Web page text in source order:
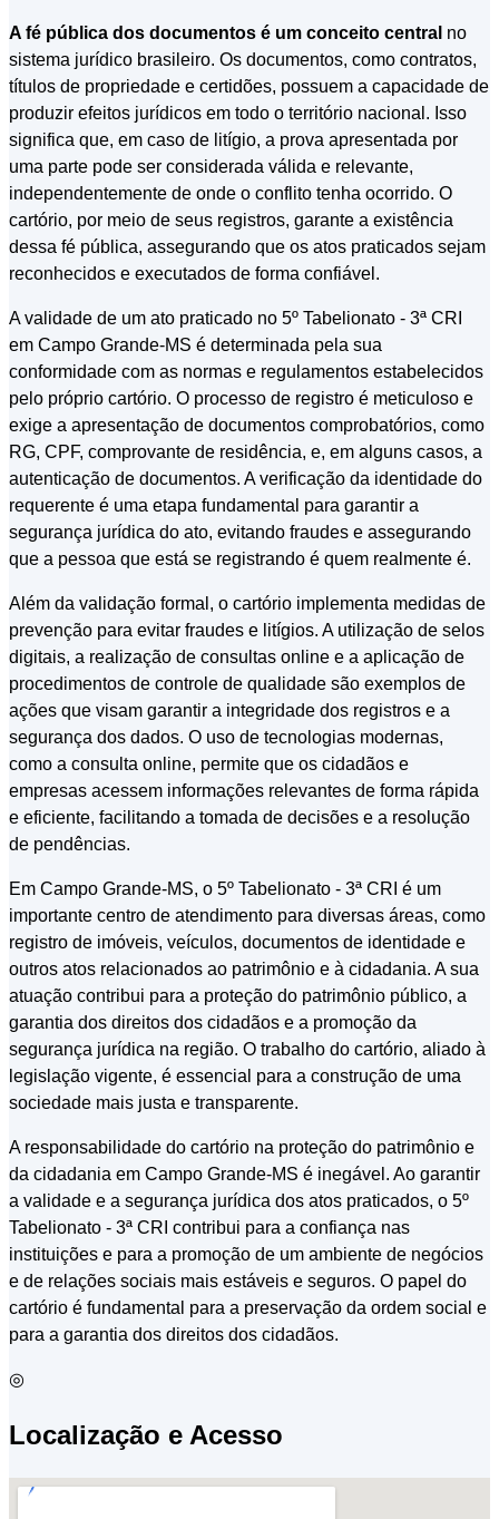
A fé pública dos documentos é um conceito central no
sistema jurídico brasileiro. Os documentos, como contratos,
títulos de propriedade e certidões, possuem a capacidade de
produzir efeitos jurídicos em todo o território nacional. Isso
significa que, em caso de litígio, a prova apresentada por
uma parte pode ser considerada válida e relevante,
independentemente de onde o conflito tenha ocorrido. O
cartório, por meio de seus registros, garante a existência
dessa fé pública, assegurando que os atos praticados sejam
reconhecidos e executados de forma confiável.
A validade de um ato praticado no 5º Tabelionato - 3ª CRI
em Campo Grande-MS é determinada pela sua
conformidade com as normas e regulamentos estabelecidos
pelo próprio cartório. O processo de registro é meticuloso e
exige a apresentação de documentos comprobatórios, como
RG, CPF, comprovante de residência, e, em alguns casos, a
autenticação de documentos. A verificação da identidade do
requerente é uma etapa fundamental para garantir a
segurança jurídica do ato, evitando fraudes e assegurando
que a pessoa que está se registrando é quem realmente é.
Além da validação formal, o cartório implementa medidas de
prevenção para evitar fraudes e litígios. A utilização de selos
digitais, a realização de consultas online e a aplicação de
procedimentos de controle de qualidade são exemplos de
ações que visam garantir a integridade dos registros e a
segurança dos dados. O uso de tecnologias modernas,
como a consulta online, permite que os cidadãos e
empresas acessem informações relevantes de forma rápida
e eficiente, facilitando a tomada de decisões e a resolução
de pendências.
Em Campo Grande-MS, o 5º Tabelionato - 3ª CRI é um
importante centro de atendimento para diversas áreas, como
registro de imóveis, veículos, documentos de identidade e
outros atos relacionados ao patrimônio e à cidadania. A sua
atuação contribui para a proteção do patrimônio público, a
garantia dos direitos dos cidadãos e a promoção da
segurança jurídica na região. O trabalho do cartório, aliado à
legislação vigente, é essencial para a construção de uma
sociedade mais justa e transparente.
A responsabilidade do cartório na proteção do patrimônio e
da cidadania em Campo Grande-MS é inegável. Ao garantir
a validade e a segurança jurídica dos atos praticados, o 5º
Tabelionato - 3ª CRI contribui para a confiança nas
instituições e para a promoção de um ambiente de negócios
e de relações sociais mais estáveis e seguros. O papel do
cartório é fundamental para a preservação da ordem social e
para a garantia dos direitos dos cidadãos.
◎
Localização e Acesso